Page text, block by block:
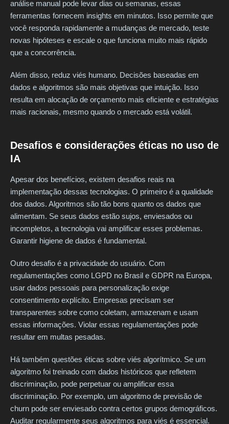
análise manual pode levar dias ou semanas, essas
ferramentas fornecem insights em minutos. Isso permite que
você responda rapidamente a mudanças de mercado, teste
novas hipóteses e escale o que funciona muito mais rápido
que a concorrência.
Além disso, reduz viés humano. Decisões baseadas em
dados e algoritmos são mais objetivas que intuição. Isso
resulta em alocação de orçamento mais eficiente e estratégias
mais racionais, mesmo quando o mercado está volátil.
Desafios e considerações éticas no uso de
IA
Apesar dos benefícios, existem desafios reais na
implementação dessas tecnologias. O primeiro é a qualidade
dos dados. Algoritmos são tão bons quanto os dados que
alimentam. Se seus dados estão sujos, enviesados ou
incompletos, a tecnologia vai amplificar esses problemas.
Garantir higiene de dados é fundamental.
Outro desafio é a privacidade do usuário. Com
regulamentações como LGPD no Brasil e GDPR na Europa,
usar dados pessoais para personalização exige
consentimento explícito. Empresas precisam ser
transparentes sobre como coletam, armazenam e usam
essas informações. Violar essas regulamentações pode
resultar em multas pesadas.
Há também questões éticas sobre viés algorítmico. Se um
algoritmo foi treinado com dados históricos que refletem
discriminação, pode perpetuar ou amplificar essa
discriminação. Por exemplo, um algoritmo de previsão de
churn pode ser enviesado contra certos grupos demográficos.
Auditar regularmente seus algoritmos para viés é essencial.